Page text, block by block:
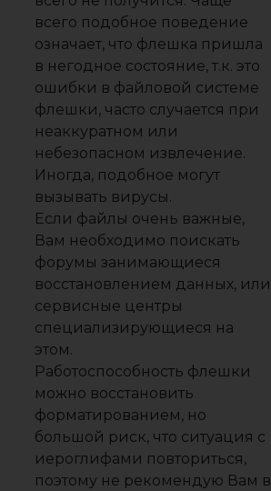
всего подобное поведение
означает, что флешка пришла
в негодное состояние, т.к. это
ошибки в файловой системе
флешки, часто случается при
неаккуратном или
небезопасном извлечение.
Иногда, подобное могут
вызывать вирусы.
Если файлы очень важные,
Вам необходимо поискать
форумы занимающиеся
восстановлением данных, или
сервисные центры
специализирующиеся на
этом.
Работоспособность флешки
можно восстановить
форматированием, но
большой риск, что ситуация с
иероглифами повториться,
поэтому не рекомендую Вам в